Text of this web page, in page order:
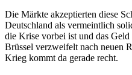
Die Märkte akzeptierten diese
Deutschland als vermeintlich
die Krise vorbei ist und das
Brüssel verzweifelt nach neuen
Krieg kommt da gerade recht.